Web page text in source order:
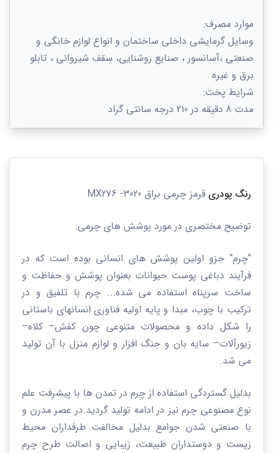
موارد مصرف:
وسایل گرمایشی داخلی ساختمان و انواع لوازم خانگی و
صنعتی ،آسانسور ، صنایع روشنایی، سقف شیروانی ، تابلو
برق و غیره
شرایط پخت:
مدت 8 دقیقه در 210 درجه سانتی گراد
رنگ پودری قرمز چرمی براق 3020-
MX276
توضیح مختصری در مورد پوشش های چرمی:
"چرم" جزو اولین پوشش های انسانی بوده است که در
فرآیند دباغی پوست حیوانات بعنوان پوشش و حفاظت و
ساخت سرپناه استفاده می شده... چرم با تلفیق و در
ترکیب با چوب، مبدا و پایه اولیه فناوری انسانهای باستانی
را شکل داده و محصولات متنوعی چون کفش– کلاه–
زیورآلات– سایه بان و جنگ افزار و لوازم منزل با آن تولید
می شد.
بدلیل گستردگی استفاده از چرم در تمدن ها با پیشرفت علم
نوع مصنوعی چرم نیز در ادامه تولید گردید.در عصر مدرن و
با صنعتی شدن جوامع بدلیل مخالفت طرفداران محیط
زیست و دوستداران طبیعت، زیبایی و اصالت طرح چرم